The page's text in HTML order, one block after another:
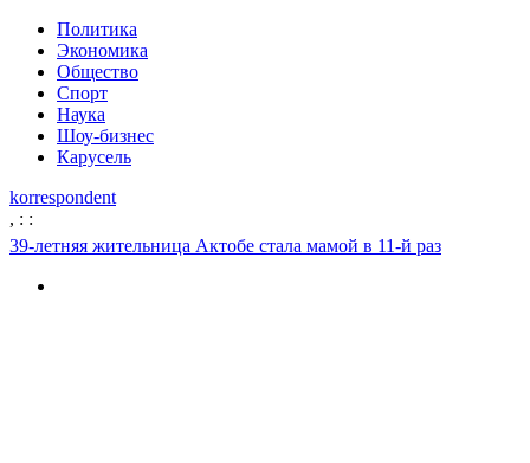
Политика
Экономика
Общество
Спорт
Наука
Шоу-бизнес
Карусель
korrespondent
, : :
39-летняя жительница Актобе стала мамой в 11-й раз